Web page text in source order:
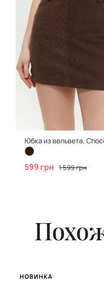
Юбка из вельвета,
599 грн 1 599 грн
НОВИНКА